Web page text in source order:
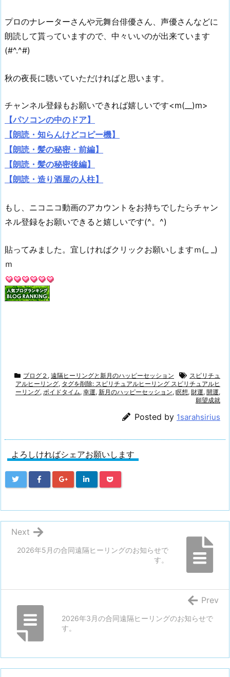
プロのナレーターさんや元舞台俳優さん、声優さんなどに
朗読して貰っていますので、中々いいのが出来ています
(#^.^#)
秋の夜長に聴いていただければと思います。
チャンネル登録もお願いできれば嬉しいです<m(__)m>
【パソコンの中のドア】
【朗読・知らんけどコピー機】
【朗読・髪の秘密・前編】
【朗読・髪の秘密後編】
【朗読・造り酒屋の人柱】
もし、ニコニコ動画のアカウントをお持ちでしたらチャン
ネル登録をお願いできると嬉しいです(^。^)
貼ってみました。宜しければクリックお願いしますｍ(_ _)
ｍ
ブログ２ , 遠隔ヒーリングと新月のハッピーセッション
スピリチュ
アルヒーリング, タグを削除: スピリチュアルヒーリング スピリチュアルヒ
ーリング, ボイドタイム, 幸運, 新月のハッピーセッション, 瞑想, 財運, 開運,
願望成就
Posted by 1sarahsirius
よろしければシェアお願いします
2026年5月の合同遠隔ヒーリングのお知らせで
す。
Next
2026年3月の合同遠隔ヒーリングのお知らせで
す。
Prev